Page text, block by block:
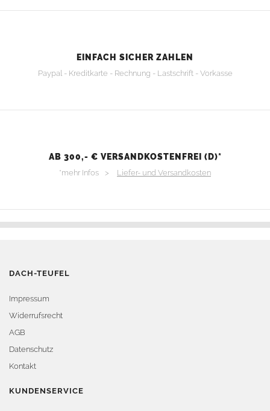
EINFACH SICHER ZAHLEN
Paypal - Kreditkarte - Rechnung - Lastschrift - Vorkasse
AB 300,- € VERSANDKOSTENFREI (D)*
*mehr Infos > Liefer- und Versandkosten
DACH-TEUFEL
Impressum
Widerrufsrecht
AGB
Datenschutz
Kontakt
KUNDENSERVICE